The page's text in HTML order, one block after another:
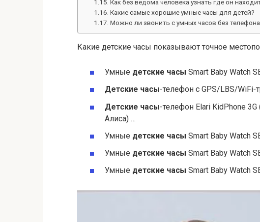
Как без ведома человека узнать где он
Какие самые хорошие умные часы для детей?
Можно ли звонить с умных часов без
Какие детские часы показывают точное
Умные детские часы Smart Baby Watch
Детские часы-телефон c GPS/LBS/WiFi-
Детские часы-телефон Elari KidPhone
Алиса) …
Умные детские часы Smart Baby Watch
Умные детские часы Smart Baby Watch
Умные детские часы Smart Baby Watch